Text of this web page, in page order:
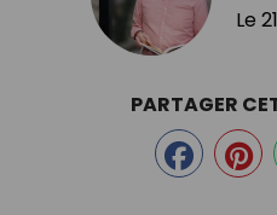
Le
PARTAGER